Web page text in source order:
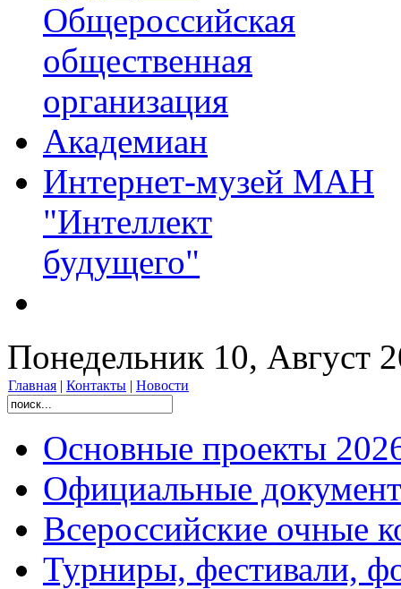
Общероссийская
общественная
организация
Академиан
Интернет-музей МАН
"Интеллект
будущего"
Понедельник 10, Август
Главная | Контакты | Новости
Основные проекты
Официальные
Всероссийские очные
Турниры, фестивали,